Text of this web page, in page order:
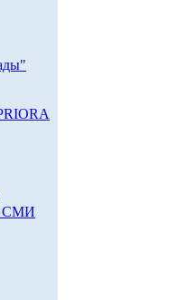
СМИ